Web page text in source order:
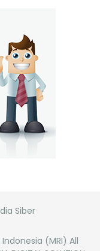
Siber
(MRI) All